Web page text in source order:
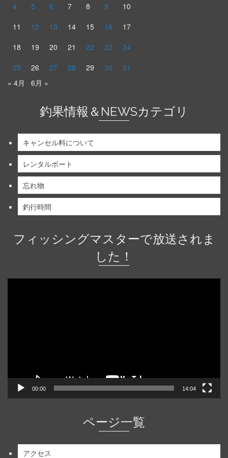
4
5 6 7 8 9
10
11
12 13 14 15 16
17
18
19 20 21 22 23
24
25
26 27 28 29 30
31
« 4月
6月 »
釣果情報＆NEWSカテゴリ
キャンセル料について
レンタルボート
忘れ物
釣行時間
フィッシングマスターで放送されま
した！
00:00 14:04
ページ一覧
アクセス